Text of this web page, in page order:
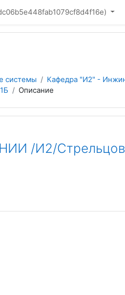
системы Кафедра "И2" -
Описание
/И2/Стрельцов